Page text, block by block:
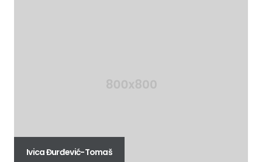
Ivica Đurđević-Tomaš